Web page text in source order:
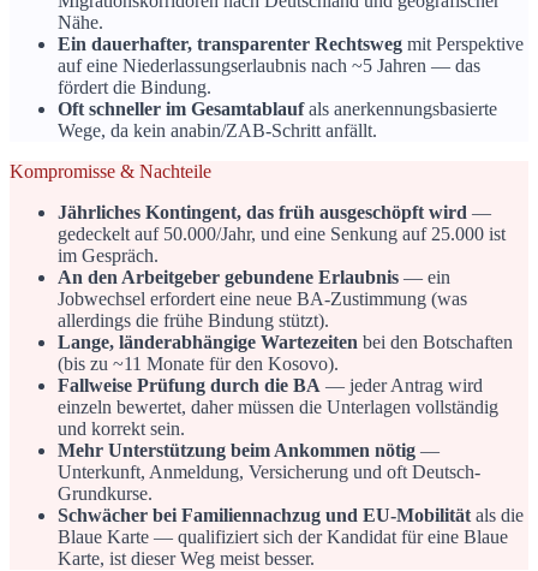
Nähe.
Ein dauerhafter, transparenter Rechtsweg mit Perspektive
auf eine Niederlassungserlaubnis nach ~5 Jahren — das
fördert die Bindung.
Oft schneller im Gesamtablaufals anerkennungsbasierte
Wege, da kein anabin/ZAB-Schritt anfällt.
Kompromisse & Nachteile
Jährliches Kontingent, das früh ausgeschöpft wird —
gedeckelt auf 50.000/Jahr, und eine Senkung auf 25.000 ist
im Gespräch.
An den Arbeitgeber gebundene Erlaubnis — ein
Jobwechsel erfordert eine neue BA-Zustimmung (was
allerdings die frühe Bindung stützt).
Lange, länderabhängige Wartezeiten bei den Botschaften
(bis zu ~11 Monate für den Kosovo).
Fallweise Prüfung durch die BA — jeder Antrag wird
einzeln bewertet, daher müssen die Unterlagen vollständig
und korrekt sein.
Mehr Unterstützung beim Ankommen nötig —
Unterkunft, Anmeldung, Versicherung und oft Deutsch-
Grundkurse.
Schwächer bei Familiennachzug und EU-Mobilität als die
Blaue Karte — qualifiziert sich der Kandidat für eine Blaue
Karte, ist dieser Weg meist besser.